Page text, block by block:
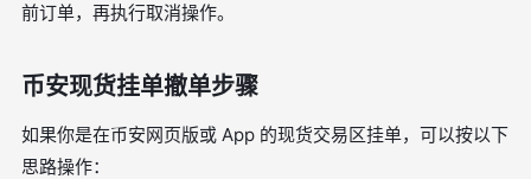
前订单，再执行取消操作。
币安现货挂单撤单步骤
如果你是在币安网页版或 App 的现货交易区挂单，可以按以下
思路操作：